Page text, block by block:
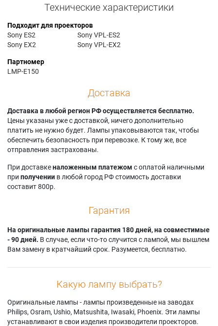
Технические характеристики
Подходит для проекторов
Sony ES2
Sony EX2
Sony VPL-ES2
Sony VPL-EX2
Партномер
LMP-E150
Доставка
Доставка в любой регион РФ осуществляется бесплатно.
Цены указаны уже с доставкой, ничего дополнительно
платить не нужно будет. Лампы упаковываются так, чтобы
обеспечить безопасность при перевозке. К тому же, все
отправления застрахованы.
При доставкеналоженным платежом с оплатой наличными
при получении в любой город РФ стоимость доставки
составит 800р.
Гарантия
На оригинальные лампы гарантия 180 дней, на совместимые
- 90 дней. В случае, если что-то случится с лампой, мы вышлем
Вам замену в кратчайший срок. Разумеется, бесплатно.
Какую лампу выбрать?
Оригинальные лампы - лампы произведенные на заводах
Philips, Osram, Ushio, Matsushita, Iwasaki, Phoenix. Эти лампы
устанавливают в свои изделия производители проекторов.